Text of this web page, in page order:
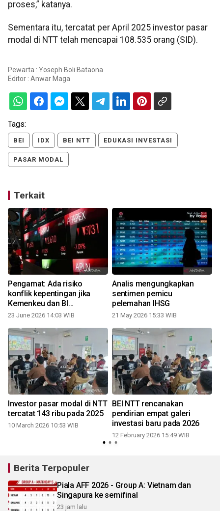
proses,” katanya.
Sementara itu, tercatat per April 2025 investor pasar
modal di NTT telah mencapai 108.535 orang (SID).
Pewarta : Yoseph Boli Bataona
Editor : Anwar Maga
Tags:
BEI IDX BEI NTT EDUKASI INVESTASI
PASAR MODAL
Terkait
Pengamat: Ada risiko
konflik kepentingan jika
Kemenkeu dan BI
pemegang saham BEI
23 June 2026 14:03 WIB
Analis mengungkapkan
sentimen pemicu
pelemahan IHSG
21 May 2026 15:33 WIB
Investor pasar modal di NTT
tercatat 143 ribu pada 2025
10 March 2026 10:53 WIB
BEI NTT rencanakan
pendirian empat galeri
investasi baru pada 2026
12 February 2026 15:49 WIB
Berita Terpopuler
Piala AFF 2026 - Group A: Vietnam dan
Singapura ke semifinal
23 jam lalu